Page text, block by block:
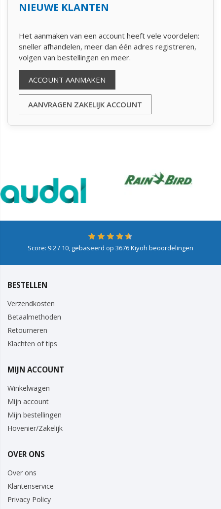
NIEUWE KLANTEN
Het aanmaken van een account heeft vele voordelen:
sneller afhandelen, meer dan één adres registreren,
volgen van bestellingen en meer.
ACCOUNT AANMAKEN
AANVRAGEN ZAKELIJK ACCOUNT
Score: 9.2/ 10, gebaseerd op 3676Kiyoh beoordelingen
BESTELLEN
Verzendkosten
Betaalmethoden
Retourneren
Klachten of tips
MIJN ACCOUNT
Winkelwagen
Mijn account
Mijn bestellingen
Hovenier/Zakelijk
OVER ONS
Over ons
Klantenservice
Privacy Policy